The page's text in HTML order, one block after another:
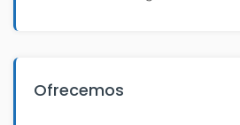
Ofrecemos